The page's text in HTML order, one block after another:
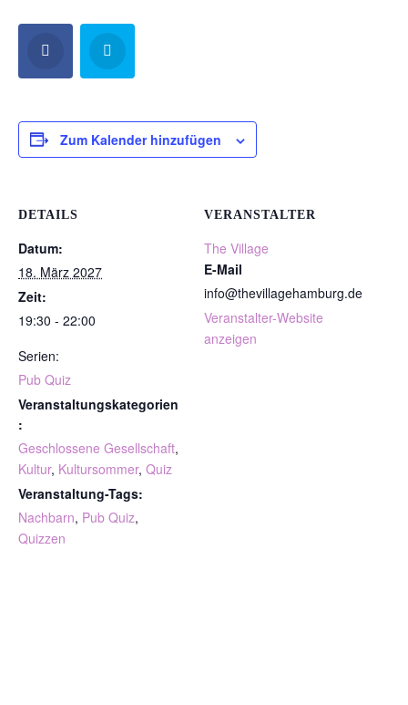
Zum Kalender hinzufügen
DETAILS
Datum:
18. März 2027
Zeit:
19:30 - 22:00
Serien:
Pub Quiz
Veranstaltungskategorien
:
Geschlossene Gesellschaft,
Kultur, Kultursommer, Quiz
Veranstaltung-Tags:
Nachbarn, Pub Quiz,
Quizzen
VERANSTALTER
The Village
E-Mail
info@thevillagehamburg.de
Veranstalter-Website
anzeigen